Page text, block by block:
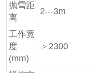
抛雪距
离
2---3m
工作宽
度
(mm)
＞2300